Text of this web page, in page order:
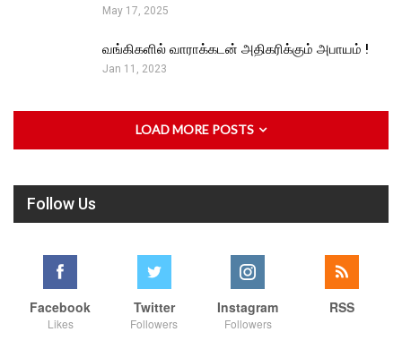
May 17, 2025
வங்கிகளில் வாராக்கடன் அதிகரிக்கும் அபாயம் !
Jan 11, 2023
LOAD MORE POSTS
Follow Us
Facebook
Likes
Twitter
Followers
Instagram
Followers
RSS